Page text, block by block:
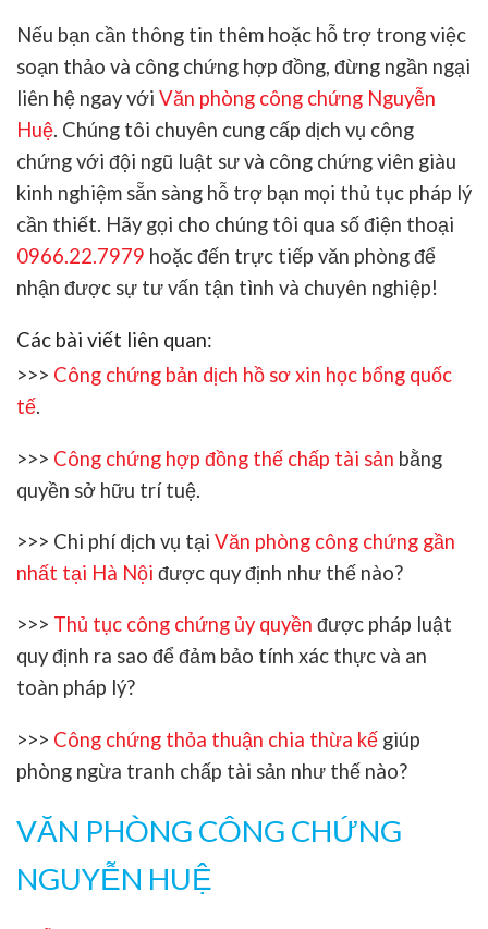
Nếu bạn cần thông tin thêm hoặc hỗ trợ trong việc
soạn thảo và công chứng hợp đồng, đừng ngần ngại
liên hệ ngay với Văn phòng công chứng Nguyễn
Huệ. Chúng tôi chuyên cung cấp dịch vụ công
chứng với đội ngũ luật sư và công chứng viên giàu
kinh nghiệm sẵn sàng hỗ trợ bạn mọi thủ tục pháp lý
cần thiết. Hãy gọi cho chúng tôi qua số điện thoại
0966.22.7979 hoặc đến trực tiếp văn phòng để
nhận được sự tư vấn tận tình và chuyên nghiệp!
Các bài viết liên quan:
>>> Công chứng bản dịch hồ sơ xin học bổng quốc
tế.
>>> Công chứng hợp đồng thế chấp tài sản bằng
quyền sở hữu trí tuệ.
>>> Chi phí dịch vụ tại Văn phòng công chứng gần
nhất tại Hà Nội được quy định như thế nào?
>>> Thủ tục công chứng ủy quyền được pháp luật
quy định ra sao để đảm bảo tính xác thực và an
toàn pháp lý?
>>> Công chứng thỏa thuận chia thừa kế giúp
phòng ngừa tranh chấp tài sản như thế nào?
VĂN PHÒNG CÔNG CHỨNG
NGUYỄN HUỆ